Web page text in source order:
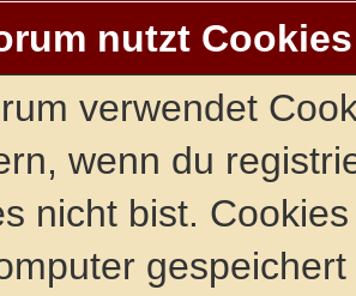
nutzt Cookies
verwendet
wenn du
nicht bist.